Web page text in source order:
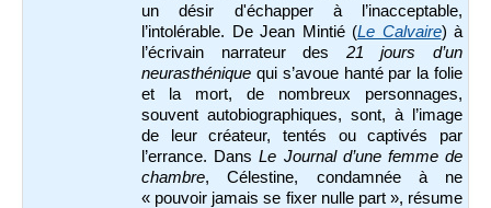
un désir d'échapper à l’inacceptable,
l’intolérable. De Jean Mintié (Le Calvaire) à
l’écrivain narrateur des 21 jours d’un
neurasthénique qui s’avoue hanté par la folie
et la mort, de nombreux personnages,
souvent autobiographiques, sont, à l’image
de leur créateur, tentés ou captivés par
l’errance. DansLe Journal d’une femme de
chambre, Célestine, condamnée à ne
« pouvoir jamais se fixer nulle part », résume